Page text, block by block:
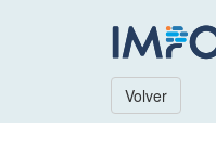
Volver